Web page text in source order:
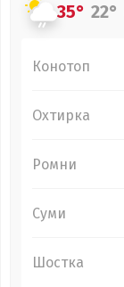
35° 22°
Конотоп
Охтирка
Ромни
Суми
Шостка